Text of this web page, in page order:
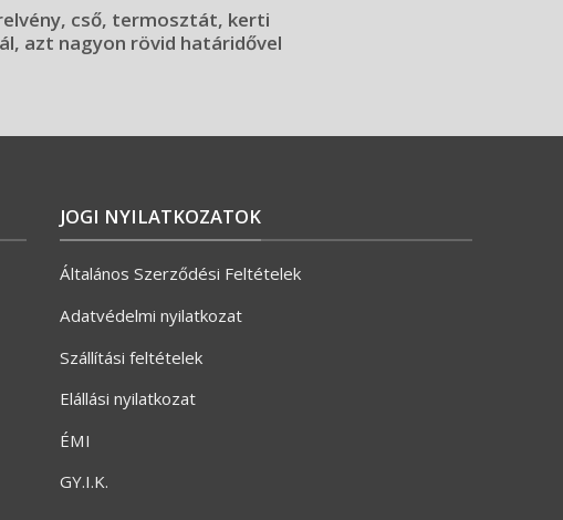
cső, termosztát, kerti
azt nagyon rövid határidővel
JOGI NYILATKOZATOK
Általános Szerződési Feltételek
Adatvédelmi nyilatkozat
Szállítási feltételek
Elállási nyilatkozat
ÉMI
GY.I.K.